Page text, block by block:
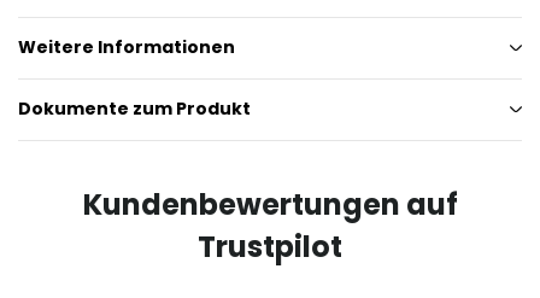
Weitere Informationen
Dokumente zum Produkt
Kundenbewertungen auf
Trustpilot